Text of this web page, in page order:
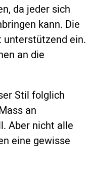
da jeder sich
kann. Die
unterstützend ein.
an die
Stil folglich
an
Aber nicht alle
eine gewisse